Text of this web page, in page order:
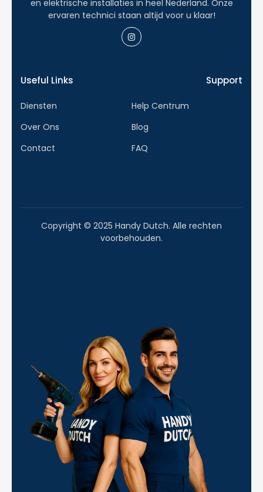
en elektrische installaties in heel Nederland. Onze
ervaren technici staan altijd voor u klaar!
Useful Links
Diensten
Over Ons
Contact
Support
Help Centrum
Blog
FAQ
Copyright © 2025 Handy Dutch. Alle rechten
voorbehouden.